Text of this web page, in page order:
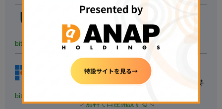
bitbank
【たくさんの銘柄で取引する人向け】
◆40種類以上の銘柄を用意
◆1万円以上の入金で現金1,000円獲得
▷無料で口座開設する◁
bitFlyer
初心者にもおすすめ】
◆国内最大級の取引量
◆トップレベルのセキュリティ意識を持
▷無料で口座開設する◁